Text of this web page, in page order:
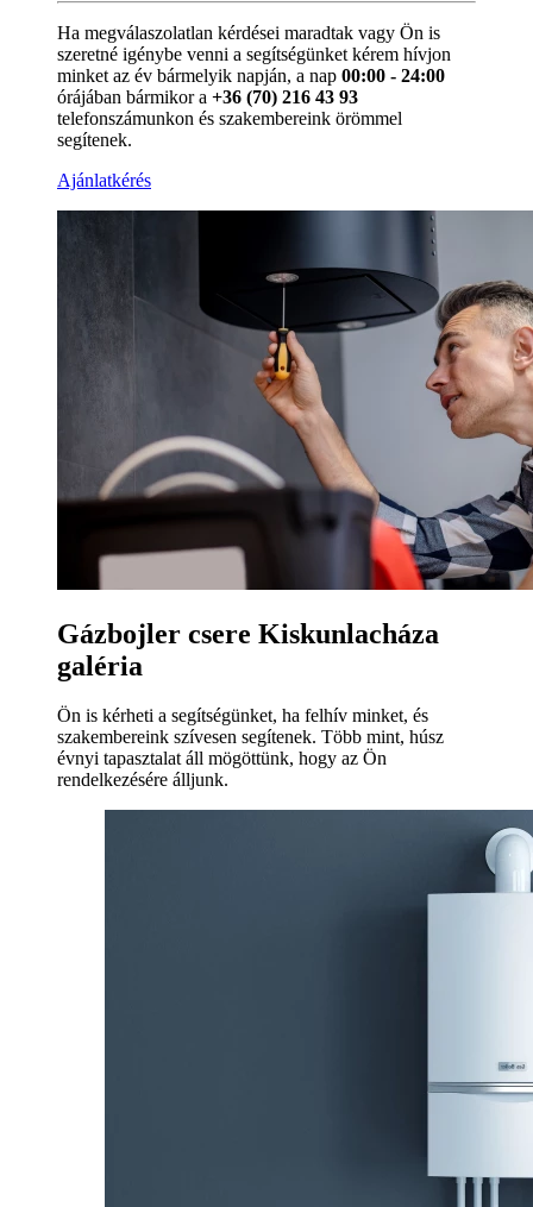
Ha megválaszolatlan kérdései maradtak vagy Ön is
szeretné igénybe venni a segítségünket kérem hívjon
minket az év bármelyik napján, a nap 00:00 - 24:00
órájában bármikor a +36 (70) 216 43 93
telefonszámunkon és szakembereink örömmel
segítenek.
Ajánlatkérés
Gázbojler csere Kiskunlacháza
galéria
Ön is kérheti a segítségünket, ha felhív minket, és
szakembereink szívesen segítenek. Több mint, húsz
évnyi tapasztalat áll mögöttünk, hogy az Ön
rendelkezésére álljunk.